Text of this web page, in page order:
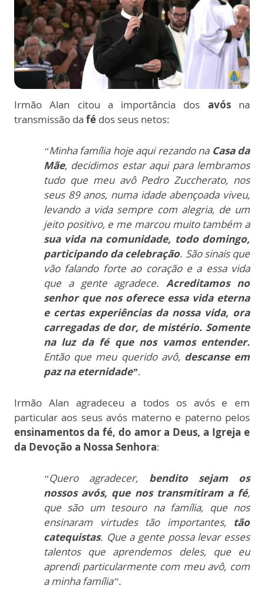
Irmão Alan citou a importância dos avósna
transmissão da fé dos seus netos:
“Minha família hoje aqui rezando na Casa da
Mãe, decidimos estar aqui para lembramos
tudo que meu avô Pedro Zuccherato, nos
seus 89 anos, numa idade abençoada viveu,
levando a vida sempre com alegria, de um
jeito positivo, e me marcou muito também a
sua vida na comunidade, todo domingo,
participando da celebração. São sinais que
vão falando forte ao coração e a essa vida
que a gente agradece.Acreditamos no
senhor que nos oferece essa vida eterna
e certas experiências da nossa vida, ora
carregadas de dor, de mistério. Somente
na luz da fé que nos vamos entender.
Então que meu querido avô, descanse em
paz na eternidade”.
Irmão Alan agradeceu a todos os avós e em
particular aos seus avós materno e paterno pelos
ensinamentos da fé, do amor a Deus, a Igreja e
da Devoção a Nossa Senhora:
“Quero agradecer, bendito sejam os
nossos avós, que nos transmitiram a fé,
que são um tesouro na família, que nos
ensinaram virtudes tão importantes, tão
catequistas. Que a gente possa levar esses
talentos que aprendemos deles, que eu
aprendi particularmente com meu avô, com
a minha família”.